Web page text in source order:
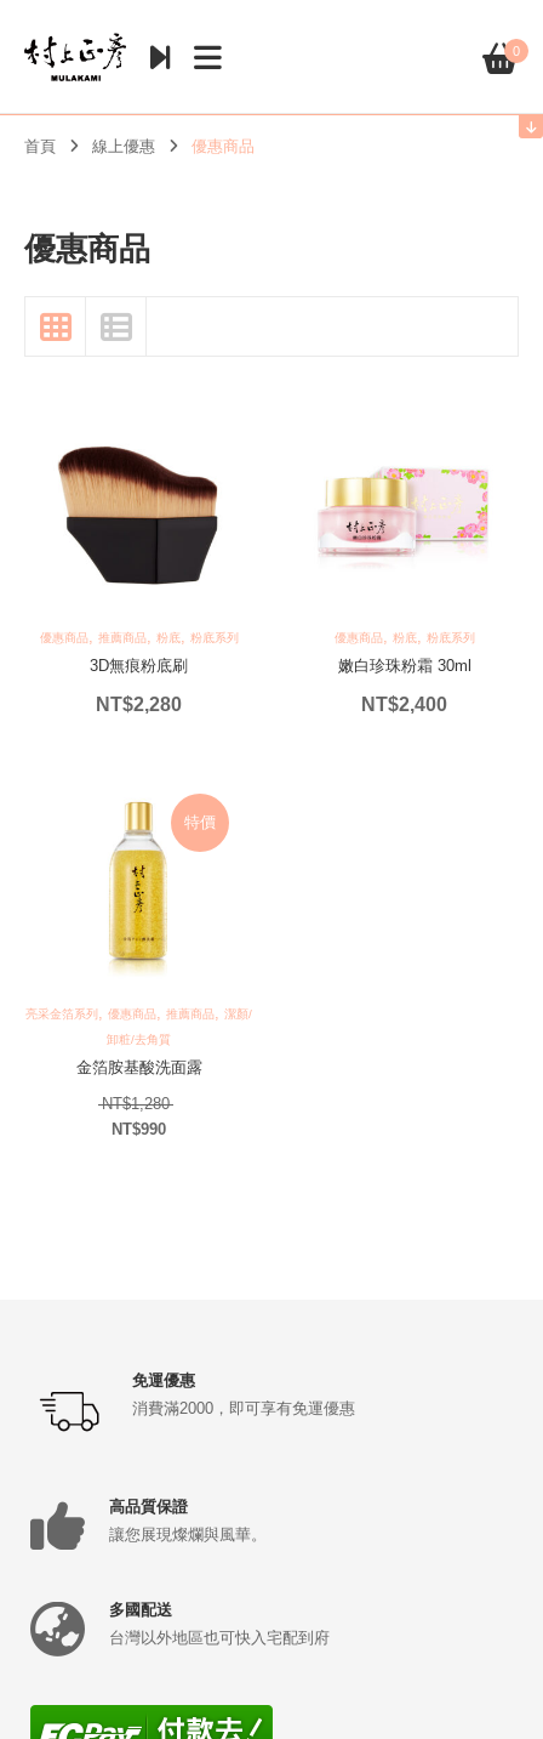
0
首頁 線上優惠 優惠商品
優惠商品
優惠商品, 推薦商品, 粉底, 粉底系列
3D無痕粉底刷
NT$2,280
優惠商品, 粉底, 粉底系列
嫩白珍珠粉霜 30ml
NT$2,400
特價
亮采金箔系列 , 優惠商品, 推薦商品, 潔顏/
卸粧/去角質
金箔胺基酸洗面露
NT$1,280原始價格：NT$1,280。
NT$990
免運優惠
消費滿2000，即可享有免運優惠
高品質保證
讓您展現燦爛與風華。
多國配送
台灣以外地區也可快入宅配到府